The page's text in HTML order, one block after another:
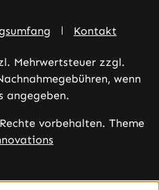
Kontakt
Mehrwertsteuer zzgl.
wenn
angegeben.
vorbehalten. Theme